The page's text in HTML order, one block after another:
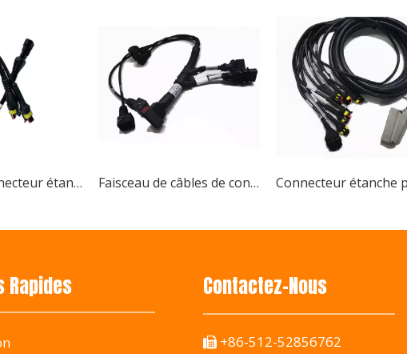
machines agricoles de Chine 2024, présentant des
Câble de connecteur étanche de fabrication sur mesure, agricole et automobile complet Faisceau de câbles de connecteurs originaux étanches pour machines agricoles, fourniture directe par OEM en usine
Rapides Contactez-Nous
 +86-512-52856762